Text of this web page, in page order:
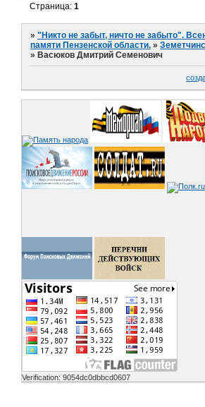
Страница:1
»"Никто не забыт, ничто не забыто".
памяти Пензенской области. »
» Васюков Дмитрий Семенович
Verification: 9054dc0dbbcd0607